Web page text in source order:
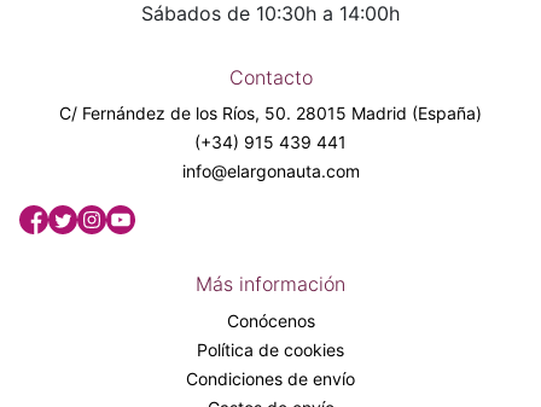
Sábados de 10:30h a 14:00h
Contacto
C/ Fernández de los Ríos, 50. 28015 Madrid (España)
(+34) 915 439 441
info@elargonauta.com
Más información
Conócenos
Política de cookies
Condiciones de envío